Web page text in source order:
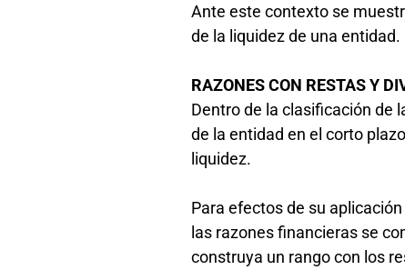
Ante este contexto se
de la liquidez de una entidad.
RAZONES CON RESTAS Y
Dentro de la clasificación de
de la entidad en el corto
liquidez.
Para efectos de su
las razones financieras se
construya un rango con los